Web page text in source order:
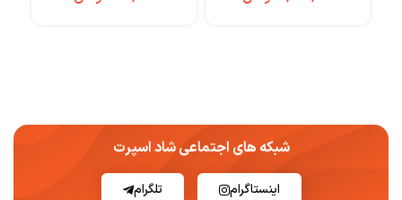
شبکه های اجتماعی شاد اسپرت
اینستاگرام تلگرام